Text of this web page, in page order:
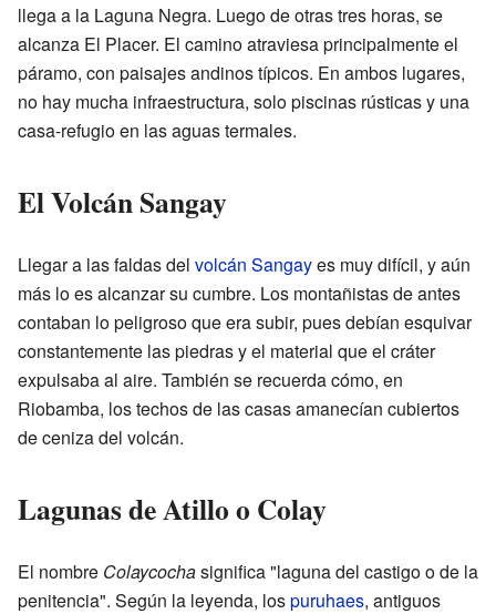
llega a la Laguna Negra. Luego de otras tres horas, se
alcanza El Placer. El camino atraviesa principalmente el
páramo, con paisajes andinos típicos. En ambos lugares,
no hay mucha infraestructura, solo piscinas rústicas y una
casa-refugio en las aguas termales.
El Volcán Sangay
Llegar a las faldas del volcán Sangayes muy difícil, y aún
más lo es alcanzar su cumbre. Los montañistas de antes
contaban lo peligroso que era subir, pues debían esquivar
constantemente las piedras y el material que el cráter
expulsaba al aire. También se recuerda cómo, en
Riobamba, los techos de las casas amanecían cubiertos
de ceniza del volcán.
Lagunas de Atillo o Colay
El nombre Colaycochasignifica "laguna del castigo o de la
penitencia". Según la leyenda, lospuruhaes, antiguos